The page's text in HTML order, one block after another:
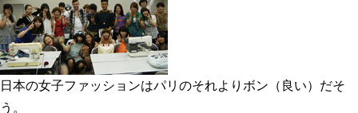
日本の女子ファッションはパリのそれよりボン（良い）だそ
う。